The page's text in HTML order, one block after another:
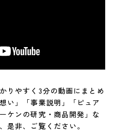
りやすく3分の動画にまとめ
い」「事業説明」「ピュア
ケンの研究・商品開発」な
是非、ご覧ください。